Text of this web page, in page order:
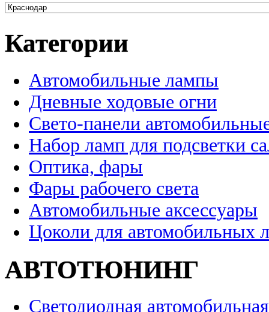
Категории
Автомобильные лампы
Дневные ходовые огни
Свето-панели
Набор ламп для подсветки
Оптика, фары
Фары рабочего света
Автомобильные аксессуары
Цоколи для автомобильных
АВТОТЮНИНГ
Светодиодная